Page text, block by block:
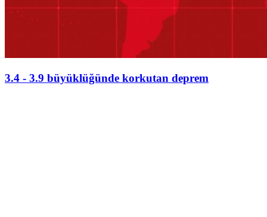
3.4 - 3.9 büyüklüğünde korkutan deprem